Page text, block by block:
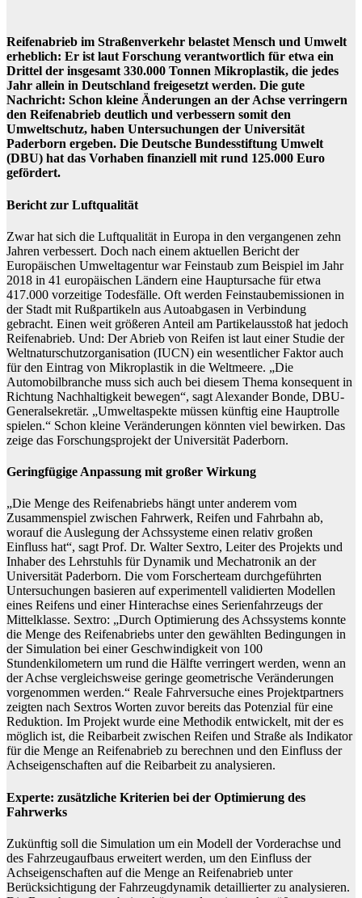
Reifenabrieb im Straßenverkehr belastet Mensch und Umwelt
erheblich: Er ist laut Forschung verantwortlich für etwa ein
Drittel der insgesamt 330.000 Tonnen Mikroplastik, die jedes
Jahr allein in Deutschland freigesetzt werden. Die gute
Nachricht: Schon kleine Änderungen an der Achse verringern
den Reifenabrieb deutlich und verbessern somit den
Umweltschutz, haben Untersuchungen der Universität
Paderborn ergeben. Die Deutsche Bundesstiftung Umwelt
(DBU) hat das Vorhaben finanziell mit rund 125.000 Euro
gefördert.
Bericht zur Luftqualität
Zwar hat sich die Luftqualität in Europa in den vergangenen zehn
Jahren verbessert. Doch nach einem aktuellen Bericht der
Europäischen Umweltagentur war Feinstaub zum Beispiel im Jahr
2018 in 41 europäischen Ländern eine Hauptursache für etwa
417.000 vorzeitige Todesfälle. Oft werden Feinstaubemissionen in
der Stadt mit Rußpartikeln aus Autoabgasen in Verbindung
gebracht. Einen weit größeren Anteil am Partikelausstoß hat jedoch
Reifenabrieb. Und: Der Abrieb von Reifen ist laut einer Studie der
Weltnaturschutzorganisation (IUCN) ein wesentlicher Faktor auch
für den Eintrag von Mikroplastik in die Weltmeere. „Die
Automobilbranche muss sich auch bei diesem Thema konsequent in
Richtung Nachhaltigkeit bewegen“, sagt Alexander Bonde, DBU-
Generalsekretär. „Umweltaspekte müssen künftig eine Hauptrolle
spielen.“ Schon kleine Veränderungen könnten viel bewirken. Das
zeige das Forschungsprojekt der Universität Paderborn.
Geringfügige Anpassung mit großer Wirkung
„Die Menge des Reifenabriebs hängt unter anderem vom
Zusammenspiel zwischen Fahrwerk, Reifen und Fahrbahn ab,
worauf die Auslegung der Achssysteme einen relativ großen
Einfluss hat“, sagt Prof. Dr. Walter Sextro, Leiter des Projekts und
Inhaber des Lehrstuhls für Dynamik und Mechatronik an der
Universität Paderborn. Die vom Forscherteam durchgeführten
Untersuchungen basieren auf experimentell validierten Modellen
eines Reifens und einer Hinterachse eines Serienfahrzeugs der
Mittelklasse. Sextro: „Durch Optimierung des Achssystems konnte
die Menge des Reifenabriebs unter den gewählten Bedingungen in
der Simulation bei einer Geschwindigkeit von 100
Stundenkilometern um rund die Hälfte verringert werden, wenn an
der Achse vergleichsweise geringe geometrische Veränderungen
vorgenommen werden.“ Reale Fahrversuche eines Projektpartners
zeigten nach Sextros Worten zuvor bereits das Potenzial für eine
Reduktion. Im Projekt wurde eine Methodik entwickelt, mit der es
möglich ist, die Reibarbeit zwischen Reifen und Straße als Indikator
für die Menge an Reifenabrieb zu berechnen und den Einfluss der
Achseigenschaften auf die Reibarbeit zu analysieren.
Experte: zusätzliche Kriterien bei der Optimierung des
Fahrwerks
Zukünftig soll die Simulation um ein Modell der Vorderachse und
des Fahrzeugaufbaus erweitert werden, um den Einfluss der
Achseigenschaften auf die Menge an Reifenabrieb unter
Berücksichtigung der Fahrzeugdynamik detaillierter zu analysieren.